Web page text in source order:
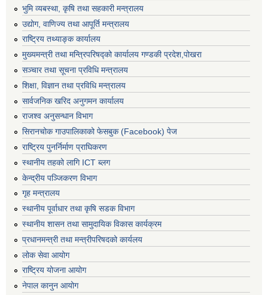
भुमि व्यबस्था, कृषि तथा सहकारी मन्त्रालय
उद्योग, वाणिज्य तथा आपूर्ति मन्त्रालय
राष्ट्रिय तथ्याङ्क कार्यालय
मुख्यमन्त्री तथा मन्त्रिपरिषद्को कार्यालय गण्डकी प्रदेश,पोखरा
सञ्‍चार तथा सूचना प्रविधि मन्त्रालय
शिक्षा, विज्ञान तथा प्रविधि मन्त्रालय
सार्वजनिक खरिद अनुगमन कार्यालय
राजश्व अनुसन्धान विभाग
सिरानचोक गाउपालिकाको फेसबुक (Facebook) पेज
राष्ट्रिय पुनर्निर्माण प्राघिकरण
स्थानीय तहको लागि ICT ब्लग
केन्द्रीय पञ्जिकरण विभाग
गृह मन्त्रालय
स्थानीय पूर्वाधार तथा कृषि सडक विभाग
स्थानीय शासन तथा सामुदायिक विकास कार्यक्रम
प्रधानमन्त्री तथा मन्त्रीपरिषदको कार्यलय
लोक सेवा आयोग
राष्ट्रिय योजना आयोग
नेपाल कानुन आयोग